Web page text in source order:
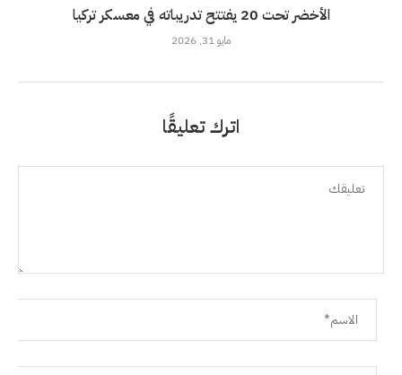
الأخضر تحت 20 يفتتح تدريباته في معسكر تركيا
مايو 31, 2026
اترك تعليقًا